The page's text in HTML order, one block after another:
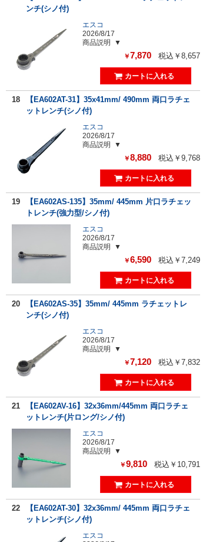
ンチ(シノ付)
エスコ
2026/8/17
商品説明
￥7,870 税込￥8,657
18
【EA602AT-31】35x41mm/ 490mm 両口ラチェ
ットレンチ(シノ付)
エスコ
2026/8/17
商品説明
￥8,880 税込￥9,768
19
【EA602AS-135】35mm/ 445mm 片口ラチェッ
トレンチ(強力型/シノ付)
エスコ
2026/8/17
商品説明
￥6,590 税込￥7,249
20
【EA602AS-35】35mm/ 445mm ラチェットレ
ンチ(シノ付)
エスコ
2026/8/17
商品説明
￥7,120 税込￥7,832
21
【EA602AV-16】32x36mm/445mm 両口ラチェ
ットレンチ(片ロング/シノ付)
エスコ
2026/8/17
商品説明
￥9,810 税込￥10,791
22
【EA602AT-30】32x36mm/ 445mm 両口ラチェ
ットレンチ(シノ付)
エスコ